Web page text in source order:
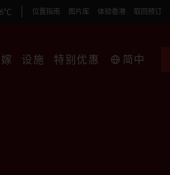
位置指南 图片库 体验香港 取回预订
设施 特别优惠 简中